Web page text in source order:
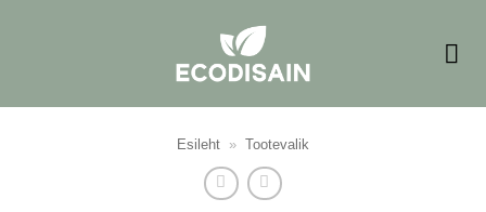
Esileht » Tootevalik